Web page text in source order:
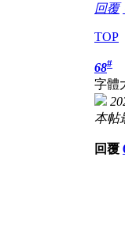
回覆
TOP
68#
字體
本帖
回覆